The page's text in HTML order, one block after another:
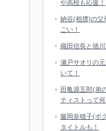
や高校も応援！
納谷(相撲)の父
ごい！
織田信長と徳
瀬戸サオリの
いて！
田亀源五郎(弟
ティストって何
藤岡奈穂子(ボ
タイトルも！